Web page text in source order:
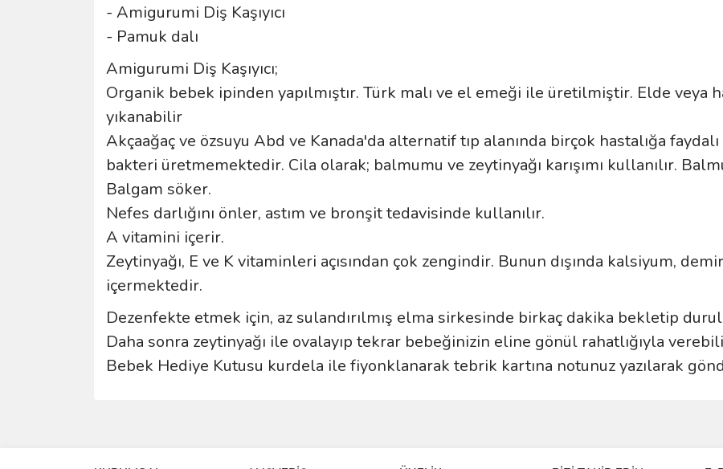
- Amigurumi Diş Kaşıyıcı
- Pamuk dalı
Amigurumi Diş Kaşıyıcı;
Organik bebek ipinden yapılmıştır. Türk malı ve el emeği ile üretilmiştir. Elde veya
yıkanabilir
Akçaağaç ve özsuyu Abd ve Kanada'da alternatif tıp alanında birçok hastalığa
bakteri üretmemektedir. Cila olarak; balmumu ve zeytinyağı karışımı kullanılır.
Balgam söker.
Nefes darlığını önler, astım ve bronşit tedavisinde kullanılır.
A vitamini içerir.
Zeytinyağı, E ve K vitaminleri açısından çok zengindir. Bunun dışında kalsiyum,
içermektedir.
Dezenfekte etmek için, az sulandırılmış elma sirkesinde birkaç dakika bekletip
Daha sonra zeytinyağı ile ovalayıp tekrar bebeğinizin eline gönül rahatlığıyla
Bebek Hediye Kutusu kurdela ile fiyonklanarak tebrik kartına notunuz yazılarak